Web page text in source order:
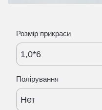
Розмір прикраси
1,0*6
Полірування
Нет